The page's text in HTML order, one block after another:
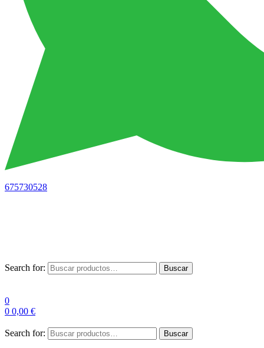
675730528
Search for: Buscar
0
0 0,00 €
Search for: Buscar